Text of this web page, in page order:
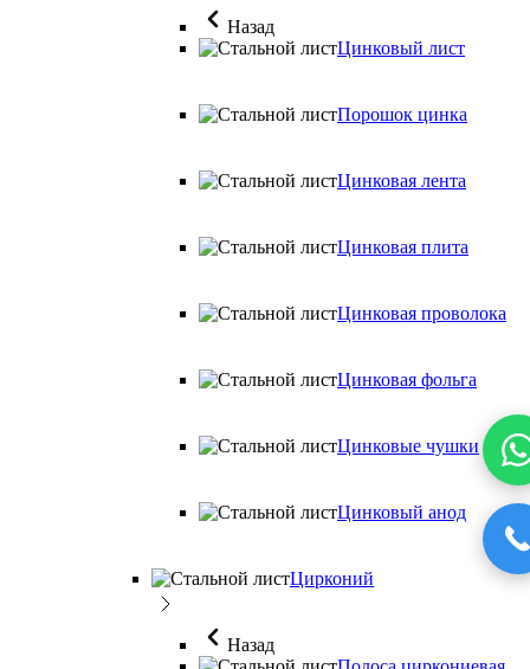
Назад
Цинковый лист
Порошок цинка
Цинковая лента
Цинковая плита
Цинковая проволока
Цинковая фольга
Цинковые чушки
Цинковый анод
Цирконий
Назад